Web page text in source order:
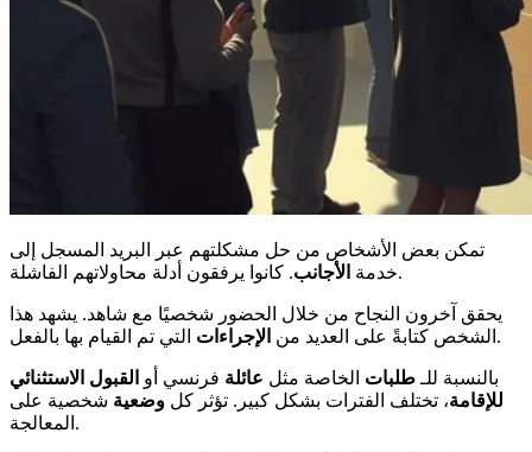
تمكن بعض الأشخاص من حل مشكلتهم عبر البريد المسجل إلى
خدمة الأجانب . كانوا يرفقون أدلة محاولاتهم الفاشلة.
يحقق آخرون النجاح من خلال الحضور شخصيًا مع شاهد. يشهد هذا
الشخص كتابةً على العديد من الإجراءات التي تم القيام بها بالفعل.
بالنسبة للـ طلبات الخاصة مثل عائلة فرنسي أو القبول الاستثنائي
للإقامة، تختلف الفترات بشكل كبير. تؤثر كل وضعية شخصية على
المعالجة.